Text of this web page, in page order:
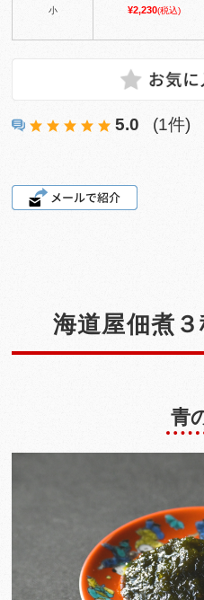
小 ¥2,230(税込)
5.0 (1件)
海道屋佃煮
青